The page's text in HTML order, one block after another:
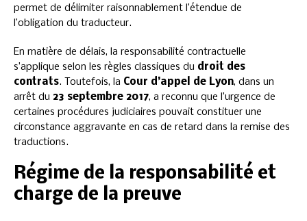
permet de délimiter raisonnablement l’étendue de
l’obligation du traducteur.
En matière de délais, la responsabilité contractuelle
s’applique selon les règles classiques du droit des
contrats. Toutefois, la Cour d’appel de Lyon, dans un
arrêt du 23 septembre 2017, a reconnu que l’urgence de
certaines procédures judiciaires pouvait constituer une
circonstance aggravante en cas de retard dans la remise des
traductions.
Régime de la responsabilité et
charge de la preuve